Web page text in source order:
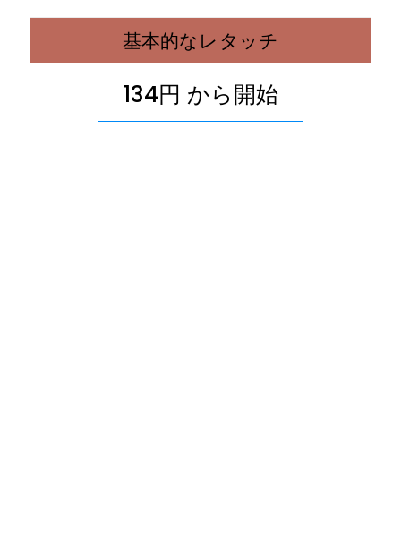
基本的なレタッチ
134円 から開始